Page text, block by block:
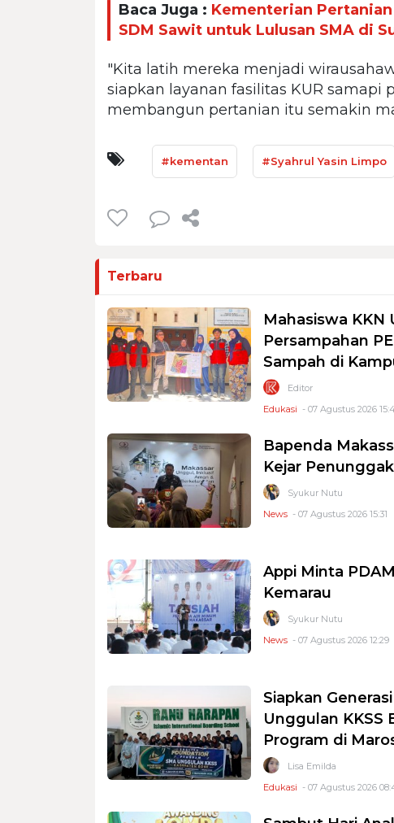
Baca Juga : Kementerian
SDM Sawit untuk Lulusan SMA di
"Kita latih mereka menjadi
siapkan layanan fasilitas KUR samapi
membangun pertanian itu semakin
#kementan #Syahrul Yasin Limpo
Terbaru
Mahasiswa KKN
Persampahan
Sampah di
Editor
Edukasi - 07 Agustus 2026
Bapenda
Kejar
Syukur Nutu
News - 07 Agustus 2026 15:31
Appi Minta
Kemarau
Syukur Nutu
News - 07 Agustus 2026 12:29
Siapkan
Unggulan KKSS
Program di
Lisa Emilda
Edukasi - 07 Agustus 2026